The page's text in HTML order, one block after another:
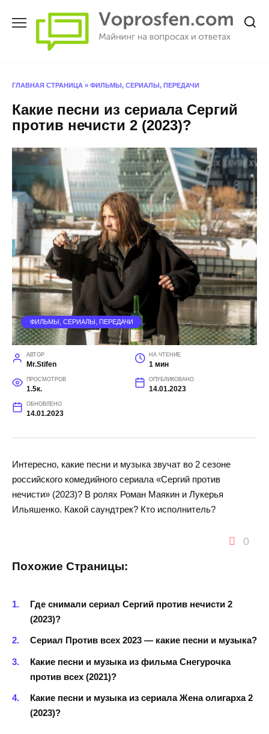
ГЛАВНАЯ СТРАНИЦА » ФИЛЬМЫ, СЕРИАЛЫ, ПЕРЕДАЧИ
Какие песни из сериала Сергий
против нечисти 2 (2023)?
ФИЛЬМЫ, СЕРИАЛЫ, ПЕРЕДАЧИ
АВТОР
Mr.Stifen
НА ЧТЕНИЕ
1 мин
ПРОСМОТРОВ
1.5к.
ОПУБЛИКОВАНО
14.01.2023
ОБНОВЛЕНО
14.01.2023
Интересно, какие песни и музыка звучат во 2 сезоне
российского комедийного сериала «Сергий против
нечисти» (2023)? В ролях Роман Маякин и Лукерья
Ильяшенко. Какой саундтрек? Кто исполнитель?
0
Похожие Страницы:
Где снимали сериал Сергий против нечисти 2
(2023)?
Сериал Против всех 2023 — какие песни и музыка?
Какие песни и музыка из фильма Снегурочка
против всех (2021)?
Какие песни и музыка из сериала Жена олигарха 2
(2023)?